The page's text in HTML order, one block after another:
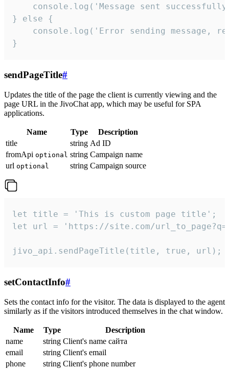
console.log('Message sent
} else {
console.log('Error sending message,
}
sendPageTitle#
Updates the title of the page the client is currently viewing and the
page URL in the JivoChat app, which may be useful for SPA
applications.
Name Type
Description
title
string Ad ID
fromApi optional string Campaign name
url optional string Campaign source
let title = 'This is custom page title';
let url = 'https://site.com/
jivo_api.sendPageTitle(title, true, url);
setContactInfo#
Sets the contact info for the visitor. The data is displayed to the agent
similarly as if the visitors introduced themselves in the chat window.
Name Type
Description
name
string Client's name сайта
email
string Client's email
phone
string Client's phone number